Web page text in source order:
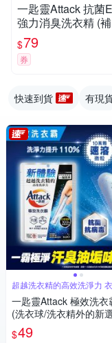
一匙靈Attack 抗菌
強力消臭洗衣精 (
包1.5kg)(新舊包裝混
出)
$79
券
快速到貨 有現
超越洗衣精的高效洗淨力
超潔淨
一匙靈Attack 極效洗衣
(洗衣球/洗衣精外的新
$49